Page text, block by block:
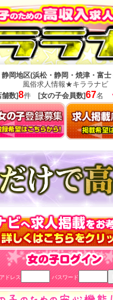
静岡地区(浜松・静岡・焼津・富士
風俗求人情報★キララナビ
舗数]8件 [女の子会員数]67名
ドレス パスワード